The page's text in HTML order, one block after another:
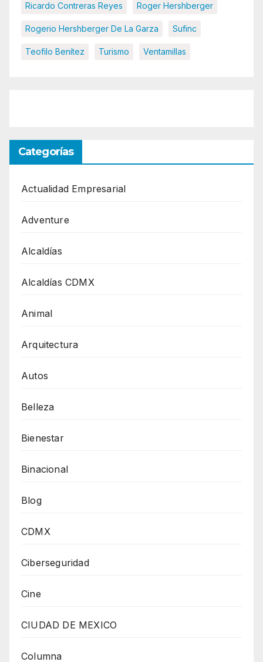
Ricardo Contreras Reyes Roger Hershberger
Rogerio Hershberger De La Garza Sufinc
Teofilo Benítez Turismo Ventamillas
Categorías
Actualidad Empresarial
Adventure
Alcaldías
Alcaldías CDMX
Animal
Arquitectura
Autos
Belleza
Bienestar
Binacional
Blog
CDMX
Ciberseguridad
Cine
CIUDAD DE MEXICO
Columna